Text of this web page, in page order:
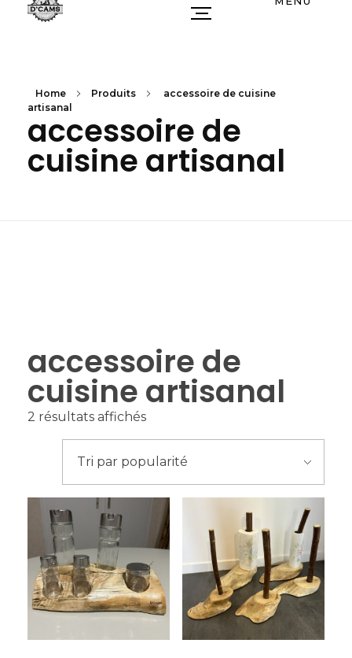
Home Produits
accessoire de cuisine
artisanal
accessoire de
cuisine artisanal
accessoire de
cuisine artisanal
2 résultats affichés